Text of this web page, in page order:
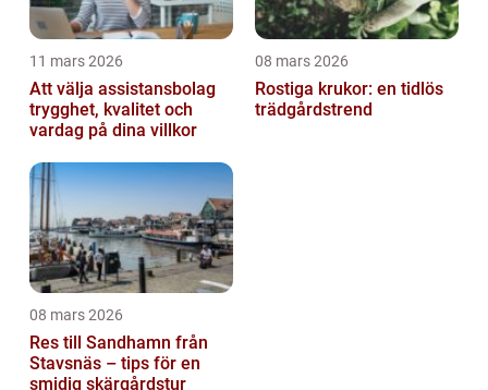
11 mars 2026
Att välja assistansbolag
trygghet, kvalitet och
vardag på dina villkor
08 mars 2026
Rostiga krukor: en tidlös
trädgårdstrend
08 mars 2026
Res till Sandhamn från
Stavsnäs – tips för en
smidig skärgårdstur